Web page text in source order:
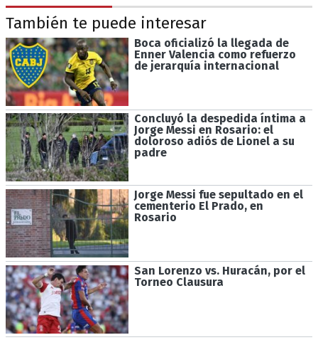
También te puede interesar
Boca oficializó la llegada de
Enner Valencia como refuerzo
de jerarquía internacional
Concluyó la despedida íntima a
Jorge Messi en Rosario: el
doloroso adiós de Lionel a su
padre
Jorge Messi fue sepultado en el
cementerio El Prado, en
Rosario
San Lorenzo vs. Huracán, por el
Torneo Clausura